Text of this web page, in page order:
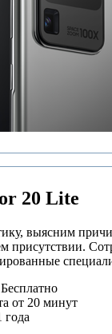
20 Lite
выясним
присутствии.
Бесплатно
от 20 минут
года